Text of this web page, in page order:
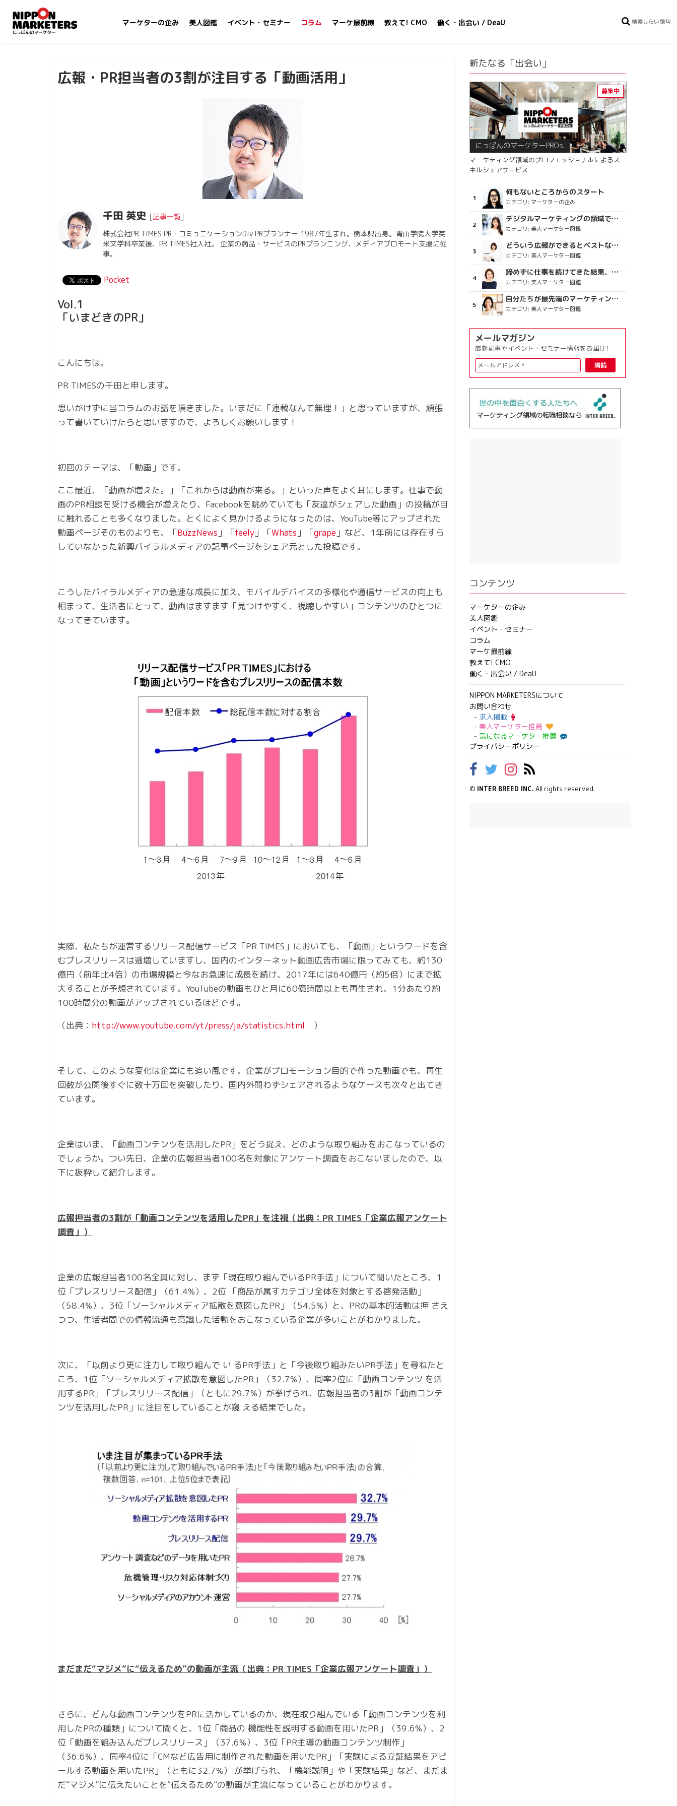
マーケターの企み 美人図鑑 イベント・セミナー コラム マーケ最前線 教えて! CMO 働く・出会い / DeaU
広報・PR担当者の3割が注目する「動画活用」
千田 英史 [記事一覧]
株式会社PR TIMES PR・コミュニケーションDiv PRプランナー 1987年生まれ。熊本県出身。青山学院大学英
米文学科卒業後、PR TIMES社入社。 企業の商品・サービスのPRプランニング、メディアプロモート支援に従
事。
Pocket
Vol.1
「いまどきのPR」
こんにちは。
PR TIMESの千田と申します。
思いがけずに当コラムのお話を頂きました。いまだに「連載なんて無理！」と思っていますが、頑張
って書いていけたらと思いますので、よろしくお願いします！
初回のテーマは、「動画」です。
ここ最近、「動画が増えた。」「これからは動画が来る。」といった声をよく耳にします。仕事で動
画のPR相談を受ける機会が増えたり、Facebookを眺めていても「友達がシェアした動画」の投稿が目
に触れることも多くなりました。とくによく見かけるようになったのは、YouTube等にアップされた
動画ページそのものよりも、「BuzzNews 」「feely 」「Whats 」「grape 」など、1年前には存在すら
していなかった新興バイラルメディアの記事ページをシェア元とした投稿です。
こうしたバイラルメディアの急速な成長に加え、モバイルデバイスの多様化や通信サービスの向上も
相まって、生活者にとって、動画はますます「見つけやすく、視聴しやすい」コンテンツのひとつに
なってきています。
実際、私たちが運営するリリース配信サービス「PR TIMES」においても、「動画」というワードを含
むプレスリリースは逓増していますし、国内のインターネット動画広告市場に限ってみても、約130
億円（前年比4倍）の市場規模と今なお急速に成長を続け、2017年には640億円（約5倍）にまで拡
大することが予想されています。YouTubeの動画もひと月に60億時間以上も再生され、1分あたり約
100時間分の動画がアップされているほどです。
（出典： http://www.youtube.com/yt/press/ja/statistics.html ）
そして、このような変化は企業にも追い風です。企業がプロモーション目的で作った動画でも、再生
回数が公開後すぐに数十万回を突破したり、国内外問わずシェアされるようなケースも次々と出てき
ています｡
企業はいま、「動画コンテンツを活用したPR」をどう捉え、どのような取り組みをおこなっているの
でしょうか。つい先日、企業の広報担当者100名を対象にアンケート調査をおこないましたので、以
下に抜粋して紹介します。
広報担当者の3割が「動画コンテンツを活用したPR」を注視（出典：PR TIMES「企業広報アンケート
調査」 ）
企業の広報担当者100名全員に対し、まず「現在取り組んでいるPR手法」について聞いたところ、1
位「プレスリリース配信」（61.4%）、2位 「商品が属すカテゴリ全体を対象とする啓発活動」
（58.4%）、3位「ソーシャルメディア拡散を意図したPR」（54.5%）と、PRの基本的活動は押 さえ
つつ、生活者間での情報流通も意識した活動をおこなっている企業が多いことがわかりました。
次に、「以前より更に注力して取り組んで い るPR手法」と「今後取り組みたいPR手法」を尋ねたと
ころ、1位「ソーシャルメディア拡散を意図したPR」（32.7%）、同率2位に「動画コンテンツ を活
用するPR」「プレスリリース配信」（ともに29.7%）が挙げられ、広報担当者の3割が「動画コンテ
ンツを活用したPR」に注目をしていることが窺 える結果でした。
まだまだ“マジメ”に“伝えるため”の動画が主流 （出典：PR TIMES「企業広報アンケート調査」 ）
さらに、どんな動画コンテンツをPRに活かしているのか、現在取り組んでいる「動画コンテンツを利
用したPRの種類」について聞くと、1位「商品の 機能性を説明する動画を用いたPR」（39.6%）、2
位「動画を組み込んだプレスリリース」（37.6%）、3位「PR主導の動画コンテンツ制作」
（36.6%）、同率4位に「CMなど広告用に制作された動画を用いたPR」「実験による立証結果をアピ
ールする動画を用いたPR」（ともに32.7%） が挙げられ、「機能説明」や「実験結果」など、まだま
だ“マジメ”に伝えたいことを“伝えるため”の動画が主流になっていることがわかります。
新たなる「出会い」
にっぽんのマーケターPROs.
マーケティング領域のプロフェッショナルによるス
キルシェアサービス
何もないところからのスタート
カテゴリ: マーケターの企み
デジタルマーケティングの領域で、海外というステージに
カテゴリ: 美人マーケター図鑑
どういう広報ができるとベストなのか
カテゴリ: 美人マーケター図鑑
諦めずに仕事を続けてきた結果、楽しめている今がある
カテゴリ: 美人マーケター図鑑
自分たちが最先端のマーケティングを目指す
カテゴリ: 美人マーケター図鑑
メールマガジン
最新記事やイベント・セミナー情報をお届け!
コンテンツ
マーケターの企み
美人図鑑
イベント・セミナー
コラム
マーケ最前線
教えて! CMO
働く・出会い / DeaU
NIPPON MARKETERSについて
お問い合わせ
求人掲載
美人マーケター推薦
気になるマーケター推薦
プライバシーポリシー
© INTER BREED INC. All rights reserved.